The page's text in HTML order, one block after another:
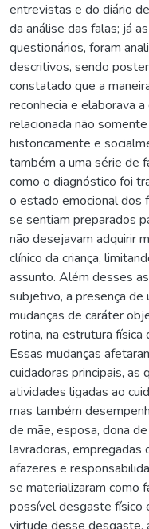
entrevistas e do diário
da análise das falas; já
questionários, foram
descritivos, sendo
constatado que a
reconhecia e elaborava
relacionada não
historicamente e
também a uma série de
como o diagnóstico foi
o estado emocional dos
se sentiam preparados
não desejavam adquirir
clínico da criança,
assunto. Além desses
subjetivo, a presença de
mudanças de caráter
rotina, na estrutura física
Essas mudanças
cuidadoras principais, as
atividades ligadas ao
mas também
de mãe, esposa, dona
lavradoras, empregadas
afazeres e
se materializaram como
possível desgaste físico